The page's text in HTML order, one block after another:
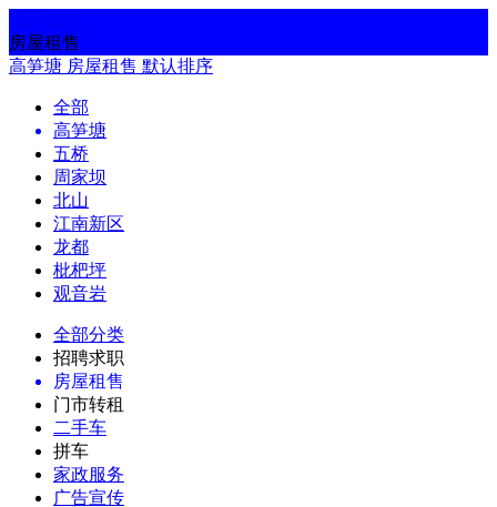
房屋租售
高笋塘 房屋租售 默认排序
全部
高笋塘
五桥
周家坝
北山
江南新区
龙都
枇杷坪
观音岩
全部分类
招聘求职
房屋租售
门市转租
二手车
拼车
家政服务
广告宣传